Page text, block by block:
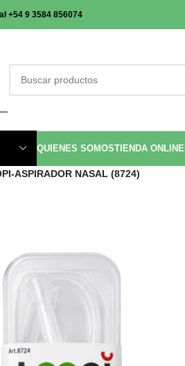
+54 9 3584 856074
QUIENES SOMOSTIENDA ONLINE
ASPIRADOR NASAL (8724)